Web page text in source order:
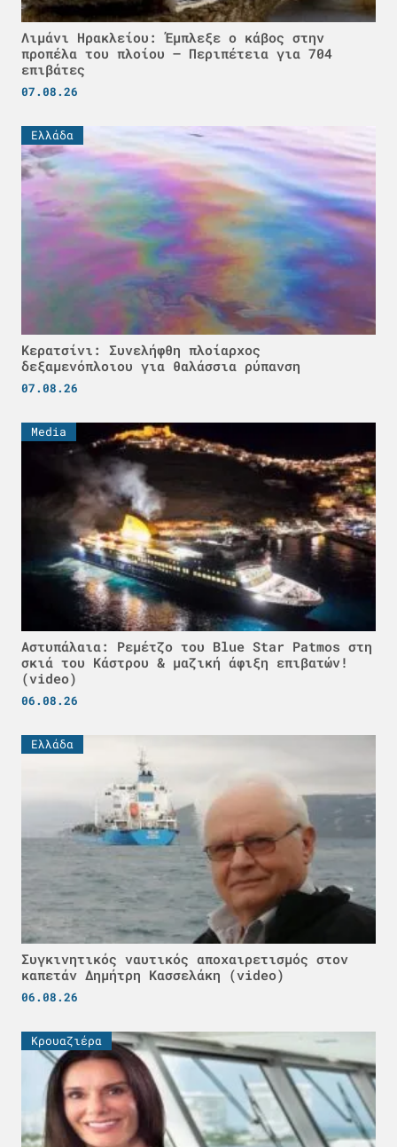
Λιμάνι Ηρακλείου: Έμπλεξε ο κάβος στην
προπέλα του πλοίου – Περιπέτεια για 704
επιβάτες
07.08.26
Ελλάδα
Κερατσίνι: Συνελήφθη πλοίαρχος
δεξαμενόπλοιου για θαλάσσια ρύπανση
07.08.26
Media
Αστυπάλαια: Ρεμέτζο του Blue Star Patmos στη
σκιά του Κάστρου & μαζική άφιξη επιβατών!
(video)
06.08.26
Ελλάδα
Συγκινητικός ναυτικός αποχαιρετισμός στον
καπετάν Δημήτρη Κασσελάκη (video)
06.08.26
Κρουαζιέρα